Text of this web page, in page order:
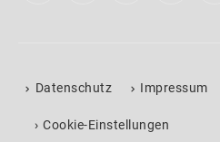
Datenschutz Impressum
› Cookie-Einstellungen